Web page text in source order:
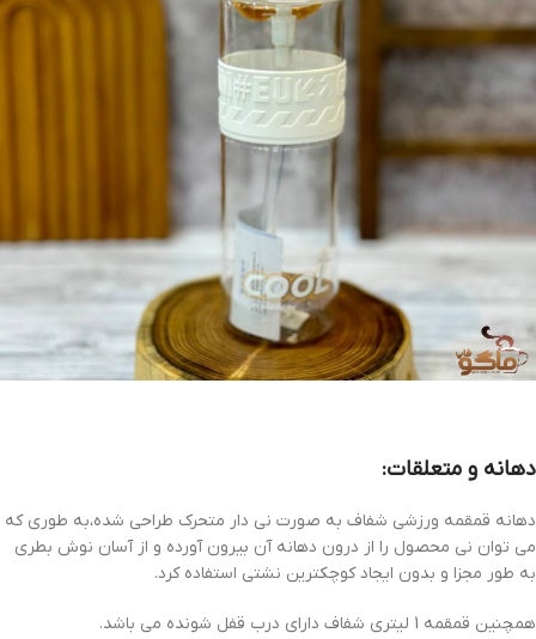
دهانه و متعلقات:
دهانه قمقمه ورزشی شفاف به صورت نی دار متحرک طراحی شده،به طوری که
می توان نی محصول را از درون دهانه آن بیرون آورده و از آسان نوش بطری
به طور مجزا و بدون ایجاد کوچکترین نشتی استفاده کرد.
همچنین قمقمه 1 لیتری شفاف دارای درب قفل شونده می باشد.